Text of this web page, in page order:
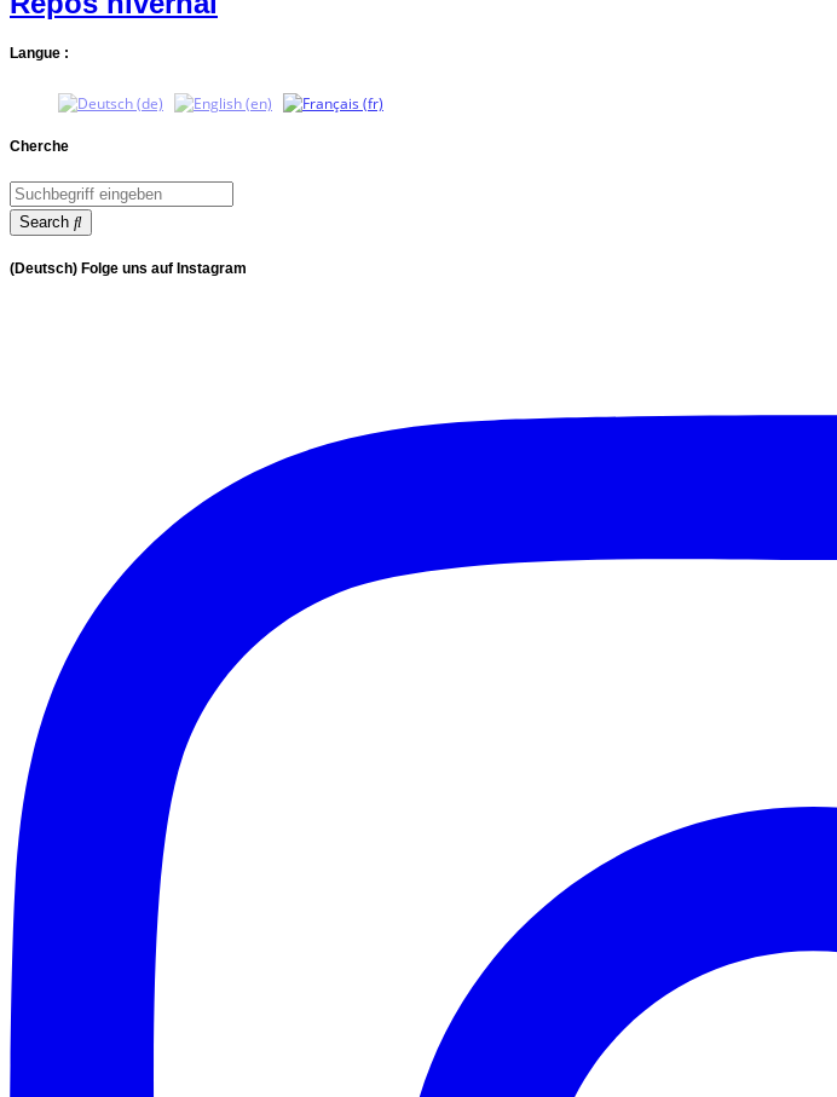
Langue :
Cherche
Search
(Deutsch) Folge uns auf Instagram